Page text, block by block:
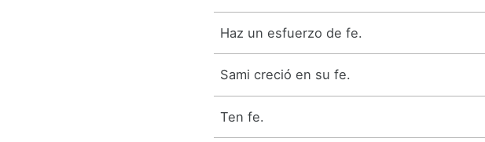
Haz un esfuerzo de fe.
Sami creció en su fe.
Ten fe.